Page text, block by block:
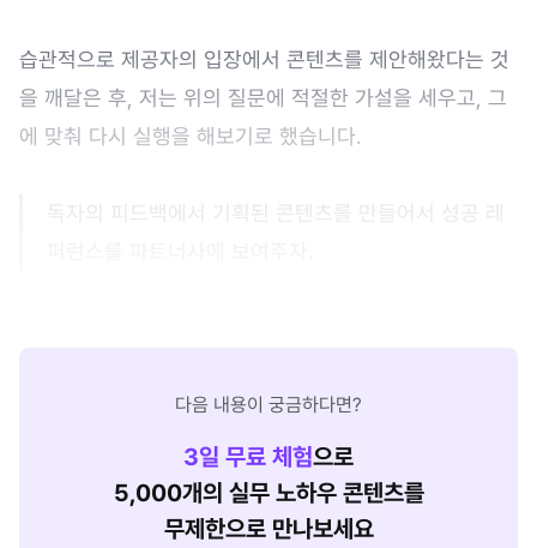
습관적으로 제공자의 입장에서 콘텐츠를 제안해왔다는 것
을 깨달은 후, 저는 위의 질문에 적절한 가설을 세우고, 그
에 맞춰 다시 실행을 해보기로 했습니다.
독자의 피드백에서 기획된 콘텐츠를 만들어서 성공 레
다음 내용이 궁금하다면?
3일 무료 체험으로
5,000개의 실무 노하우 콘텐츠를
무제한으로 만나보세요